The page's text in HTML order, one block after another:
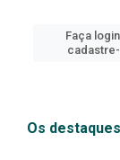
Faça
Os